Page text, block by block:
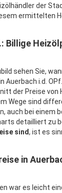
der
ermittelten
Billige
sehen Sie,
Auerbach i.d.
der Preise von
Wege sind
auch bei einem
detailliert zu
sind, ist es
in
war es leicht